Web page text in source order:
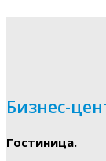
Бизнес-
Гостиница.